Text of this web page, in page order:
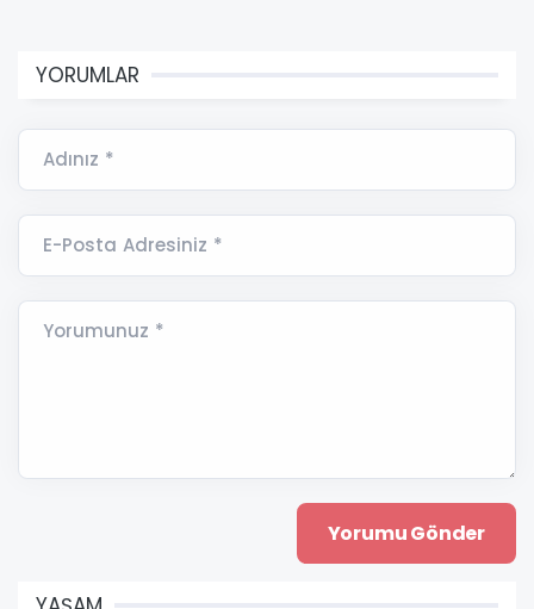
YORUMLAR
Adınız *
E-Posta Adresiniz *
Yorumunuz *